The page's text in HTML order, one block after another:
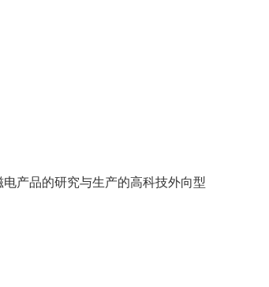
产品的研究与生产的高科技外向型